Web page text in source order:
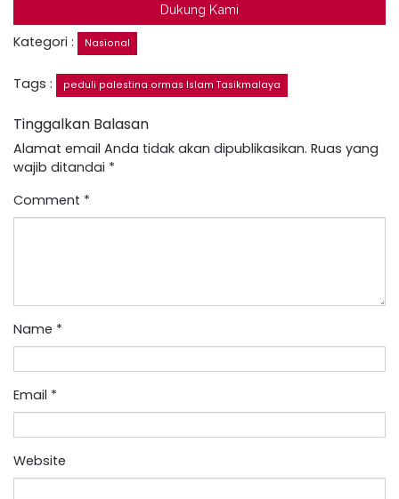
Dukung Kami
Kategori : Nasional
Tags : peduli palestina ormas Islam Tasikmalaya
Tinggalkan Balasan
Alamat email Anda tidak akan dipublikasikan. Ruas yang
wajib ditandai *
Comment *
Name *
Email *
Website